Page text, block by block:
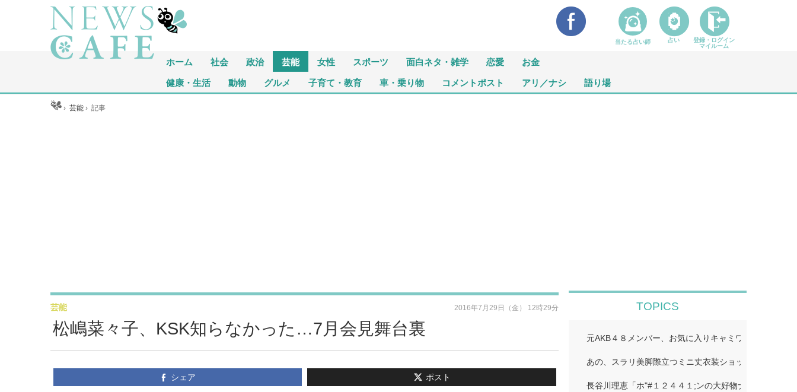
ホーム 社会 政治 芸能 女性 スポーツ 面白ネタ・雑学 恋愛 お金
健康・生活 動物 グルメ 子育て・教育 車・乗り物 コメントポスト アリ／ナシ 語り場
ホーム ›芸能 ›記事
松嶋菜々子、KSK知らなかった…7月会見舞台裏
芸能 2016年7月29日（金） 12時29分
シェア ポスト
TOPICS
元AKB４８メンバー、お気に入りキャミワンピで美ス
あの、スラリ美脚際立つミニ丈衣装ショット公開「二
長谷川理恵「ホ"#１２４４１;ンの大好物ナホ"#１２４
当たる占い師 占い
登録・ログイン
マイルーム